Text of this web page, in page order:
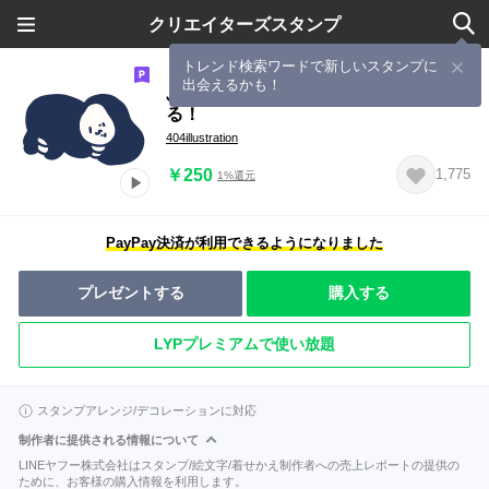
クリエイターズスタンプ
トレンド検索ワードで新しいスタンプに
出会えるかも！
ぷるぷる！ちゅりこは今日もふるえて
る！
404illustration
￥250 1%還元 1,775
PayPay決済が利用できるようになりました
プレゼントする 購入する
LYPプレミアムで使い放題
スタンプアレンジ/デコレーションに対応
制作者に提供される情報について
LINEヤフー株式会社はスタンプ/絵文字/着せかえ制作者への売上レポートの提供の
ために、お客様の購入情報を利用します。